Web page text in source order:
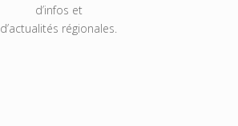
d’infos et
d’actualités régionales.